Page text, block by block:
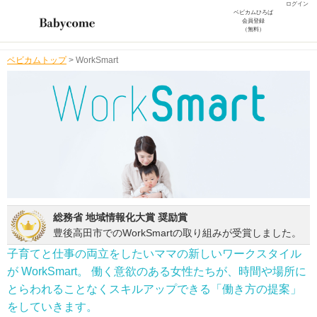
ログイン
ベビカムひろば
会員登録
（無料）
ベビカムトップ> WorkSmart
総務省 地域情報化大賞 奨励賞
豊後高田市でのWorkSmartの取り組みが受賞しました。
子育てと仕事の両立をしたいママの新しいワークスタイル
が WorkSmart。
働く意欲のある女性たちが、時間や場所に
とらわれることなく スキルアップできる「働き方の提案」
をしていきます。